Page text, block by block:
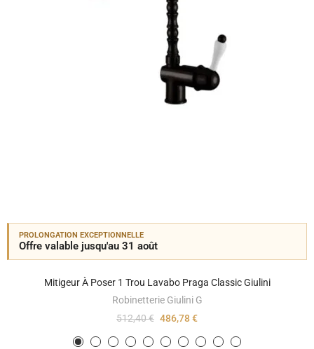
PROLONGATION EXCEPTIONNELLE
Offre valable jusqu'au 31 août
Mitigeur À Poser 1 Trou Lavabo Praga Classic Giulini
Robinetterie Giulini G
512,40 € 486,78 €